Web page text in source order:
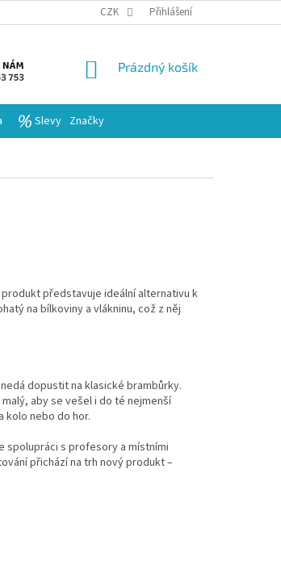
CZK Přihlášení
NÁKUPNÍ
Prázdný košík
Slevy Značky
představuje ideální alternativu k
na bílkoviny a vlákninu, což z něj
dopustit na klasické brambůrky.
aby se vešel i do té nejmenší
kolo nebo do hor.
spolupráci s profesory a místními
přichází na trh nový produkt –